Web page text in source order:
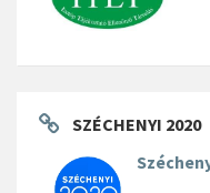
SZÉCHENYI 2020